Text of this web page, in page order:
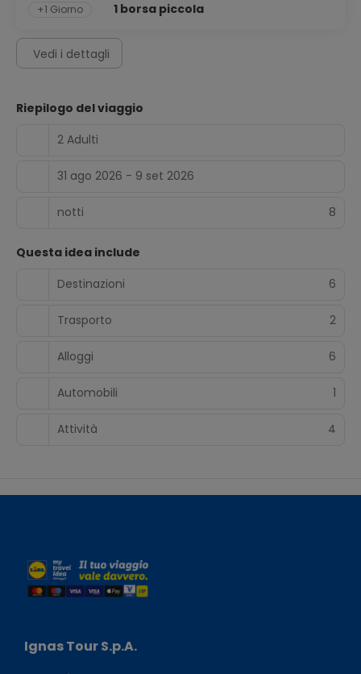
+1 Giorno
1 borsa piccola
Vedi i dettagli
Riepilogo del viaggio
2 Adulti
31 ago 2026 - 9 set 2026
notti 8
Questa idea include
Destinazioni
6
Trasporto 2
Alloggi 6
Automobili 1
Attività 4
Ignas Tour S.p.A.